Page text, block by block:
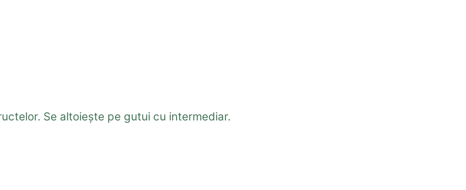
Se altoiește pe gutui cu intermediar.